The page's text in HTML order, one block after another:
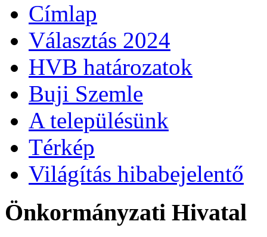
Címlap
Választás 2024
HVB határozatok
Buji Szemle
A településünk
Térkép
Világítás hibabejelentő
Önkormányzati Hivatal